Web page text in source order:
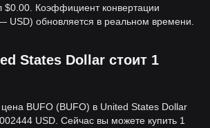
$0.00. Коэффициент конвертации
USD) обновляется в реальном времени.
States Dollar стоит 1
BUFO (BUFO) в United States Dollar
USD. Сейчас вы можете купить 1